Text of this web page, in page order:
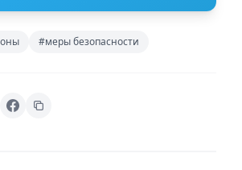
#меры безопасности